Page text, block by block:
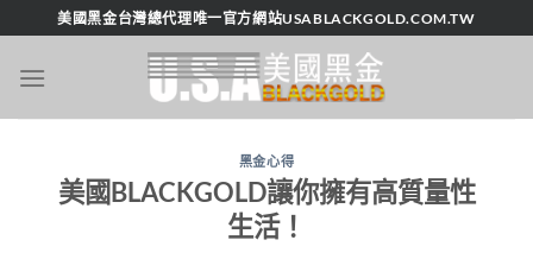
轉
美國黑金台灣總代理唯一官方網站USABLACKGOLD.COM.TW
黑金心得
美國BLACKGOLD讓你擁有高質量性
生活！